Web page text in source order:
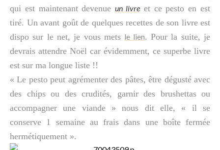
qui est maintenant devenue un livre et ce pesto en est
tiré. Un avant goût de quelques recettes de son livre est
dispo sur le net, je vous mets le lien. Pour la suite, je
devrais attendre Noël car évidemment, ce superbe livre
est sur ma longue liste !!
« Le pesto peut agrémenter des pâtes, être dégusté avec
des chips ou des crudités, garnir des brushettas ou
accompagner une viande » nous dit elle, « il se
conserve 1 semaine au frais dans une boîte fermée
hermétiquement ».